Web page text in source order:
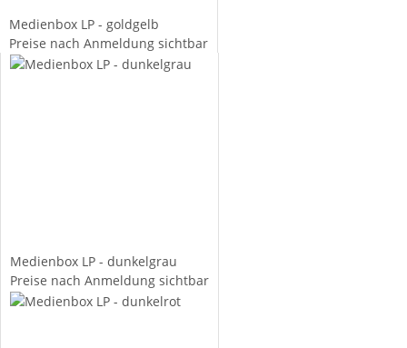
Medienbox LP - goldgelb
Preise nach Anmeldung sichtbar
Medienbox LP - dunkelgrau
Preise nach Anmeldung sichtbar